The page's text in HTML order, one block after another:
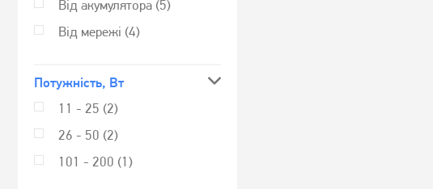
Від акумулятора (5)
Від мережі (4)
Потужність, Вт
11 - 25 (2)
26 - 50 (2)
101 - 200 (1)